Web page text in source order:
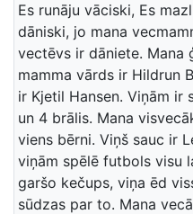
Es runāju vāciski, Es
dāniski, jo mana
vectēvs ir dāniete. Mana
mamma vārds ir Hildrun
ir Kjetil Hansen. Viņām ir
un 4 brālis. Mana
viens bērni. Viņš sauc ir
viņām spēlē futbols visu
garšo kečups, viņa ēd
sūdzas par to. Mana